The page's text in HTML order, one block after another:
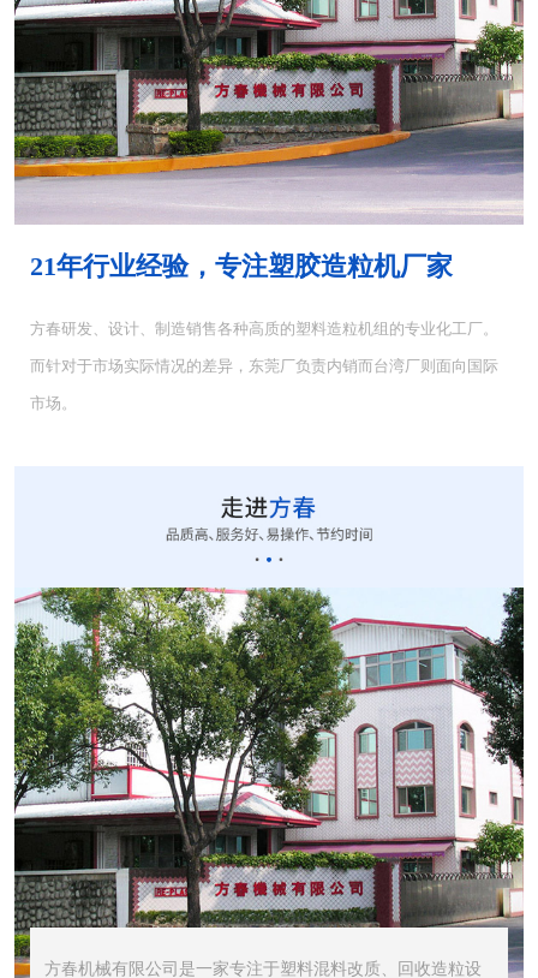
MH-4000塑胶混... MH-6000塑料混...
CUT-5塑料切粒机...
CUT-20立式切粒...
STR1000振动筛... STR600震动筛<...
21年行业经验，专注塑胶造粒机厂家
方春研发、设计、制造销售各种高质的塑料造粒机组的专业化工厂。
而针对于市场实际情况的差异，东莞厂负责内销而台湾厂则面向国际
市场。
方春机械有限公司是一家专注于塑料混料改质、回收造粒设